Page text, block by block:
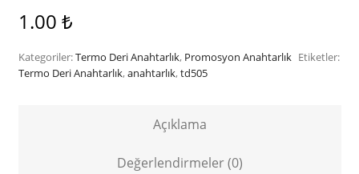
1.00 ₺
Kategoriler:Termo Deri Anahtarlık, Promosyon Anahtarlık Etiketler:
Termo Deri Anahtarlık,anahtarlık,td505
Açıklama
Değerlendirmeler (0)